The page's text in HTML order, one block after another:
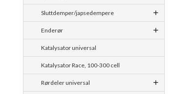
Sluttdemper/japsedempere
Enderør
Katalysator universal
Katalysator Race, 100-300 cell
Rørdeler universal